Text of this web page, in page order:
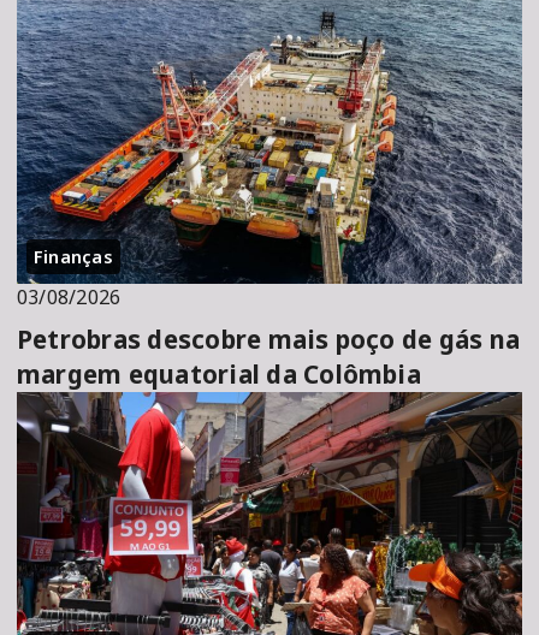
Finanças
03/08/2026
Petrobras descobre mais poço de gás na
margem equatorial da Colômbia